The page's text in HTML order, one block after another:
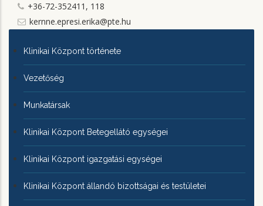
+36-72-352411, 118
kernne.epresi.erika@pte.hu
KLINIKAI
KÖZPONTRÓL
Klinikai Központ története
Vezetőség
Munkatársak
Klinikai Központ Betegellátó egységei
Klinikai Központ igazgatási egységei
Klinikai Központ állandó bizottságai és testületei